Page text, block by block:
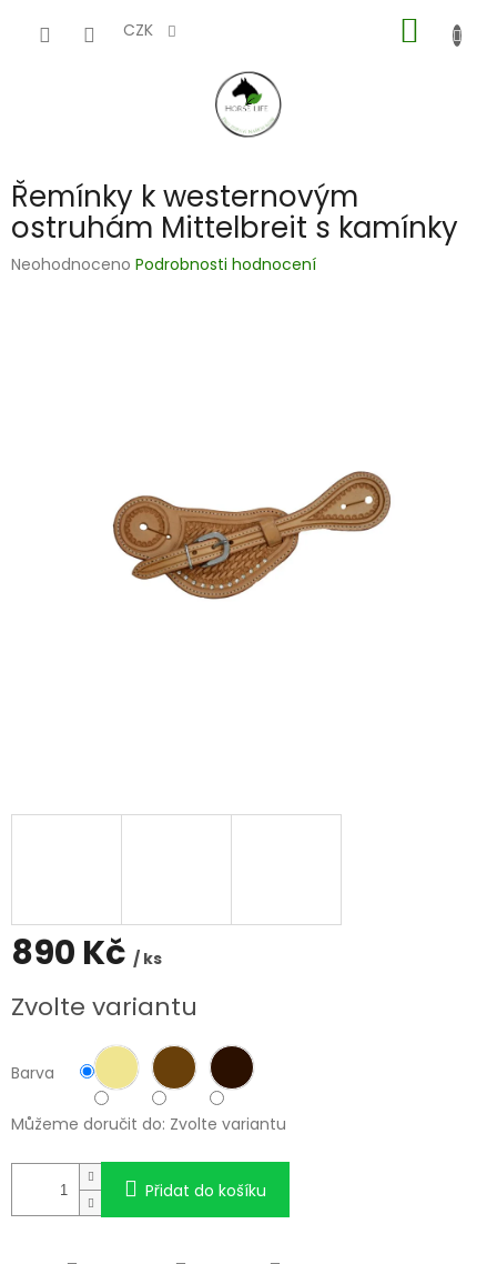
CZK
KOŠÍK
Řemínky k westernovým
ostruhám Mittelbreit s kamínky
Průměrné
Neohodnoceno Podrobnosti hodnocení
890 Kč / ks
cena:
Zvolte variantu
Barva
Můžeme doručit do: Zvolte variantu
Přidat do košíku